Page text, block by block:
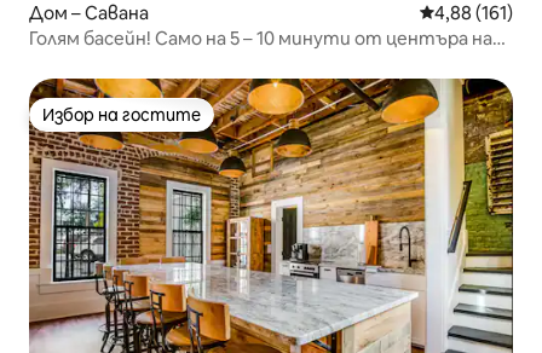
Дом – Савана Средна
4,88 (161)
Голям басейн! Само на 5 – 10 минути от центъра на
Избор на гостите
Избор на гостите